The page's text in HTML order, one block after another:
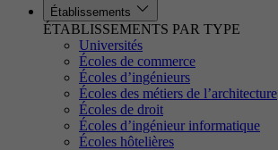
Établissements
ÉTABLISSEMENTS PAR TYPE
Universités
Écoles de commerce
Écoles d’ingénieurs
Écoles des métiers de l’architecture
Écoles de droit
Écoles d’ingénieur informatique
Écoles hôtelières